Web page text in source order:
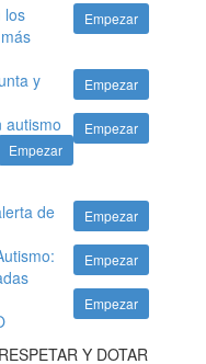
Empezar
los
Empezar
y
Empezar
autismo
Empezar
Empezar
de
Empezar
Empezar
Y DOTAR